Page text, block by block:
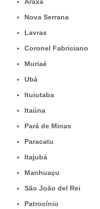
Nova Serrana
Lavras
Coronel Fabriciano
Muriaé
Ubá
Ituiutaba
Itaúna
Pará de Minas
Paracatu
Itajubá
Manhuaçu
São João del Rei
Patrocínio